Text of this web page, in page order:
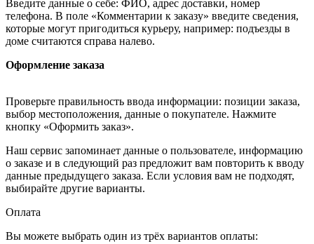
Введите данные о себе: ФИО, адрес доставки, номер
телефона. В поле «Комментарии к заказу» введите сведения,
которые могут пригодиться курьеру, например: подъезды в
доме считаются справа налево.
Оформление заказа
Проверьте правильность ввода информации: позиции заказа,
выбор местоположения, данные о покупателе. Нажмите
кнопку «Оформить заказ».
Наш сервис запоминает данные о пользователе, информацию
о заказе и в следующий раз предложит вам повторить к вводу
данные предыдущего заказа. Если условия вам не подходят,
выбирайте другие варианты.
Оплата
Вы можете выбрать один из трёх вариантов оплаты: